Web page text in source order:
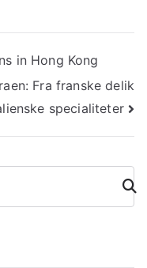
in Hong Kong
Fra franske delik
specialiteter
Søg